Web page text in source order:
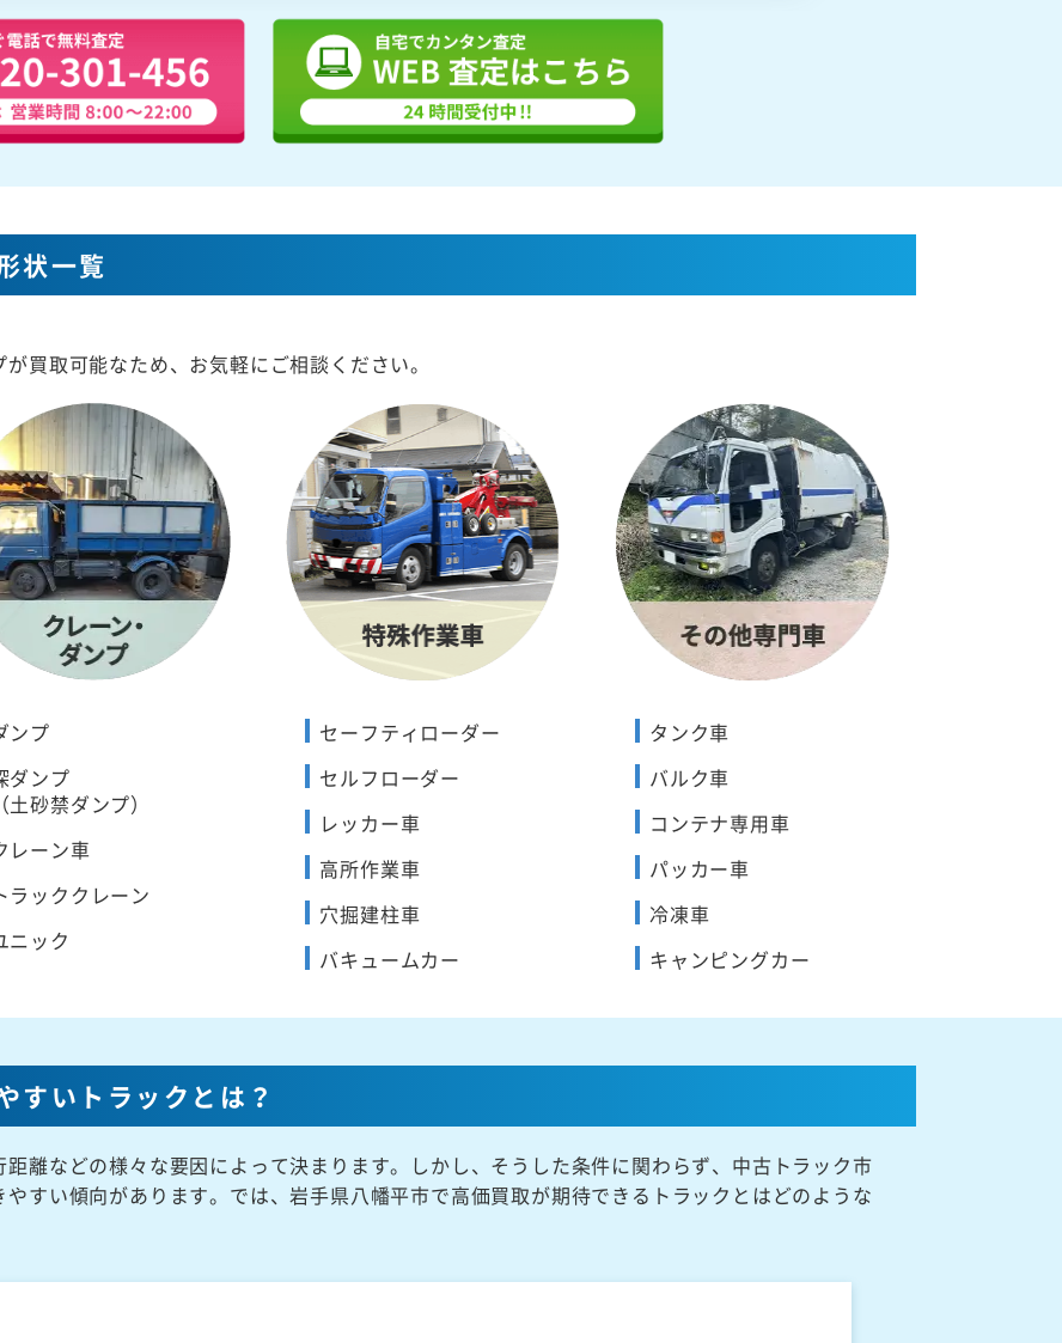
状一覧
買取可能なため、お気軽にご相談ください。
ンプ
ダンプ
（土砂禁ダンプ）
レーン車
ラッククレーン
ニック
セーフティローダー
セルフローダー
レッカー車
高所作業車
穴掘建柱車
バキュームカー
タンク車
バルク車
コンテナ専用車
パッカー車
冷凍車
キャンピングカー
すいトラックとは？
離などの様々な要因によって決まります。しかし、そうした条件に関わらず、中古トラック市
すい傾向があります。では、岩手県八幡平市で高価買取が期待できるトラックとはどのような